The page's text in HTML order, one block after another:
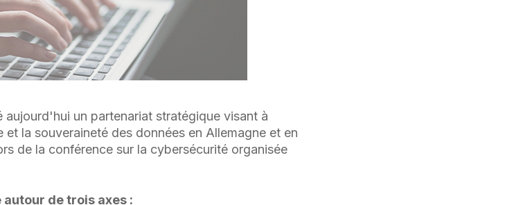
un partenariat stratégique visant à
la souveraineté des données en Allemagne et en
de la conférence sur la cybersécurité organisée
de trois axes :